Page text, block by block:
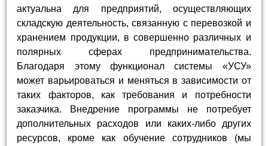
актуальна для предприятий, осуществляющих
складскую деятельность, связанную с перевозкой и
хранением продукции, в совершенно различных и
полярных сферах предпринимательства.
Благодаря этому функционал системы «УСУ»
может варьироваться и меняться в зависимости от
таких факторов, как требования и потребности
заказчика. Внедрение программы не потребует
дополнительных расходов или каких-либо других
ресурсов, кроме как обучение сотрудников (мы